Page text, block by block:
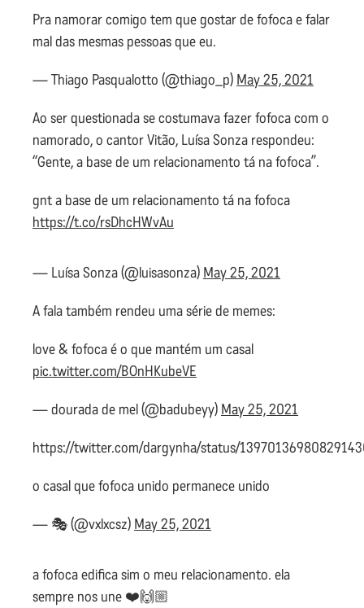
Pra namorar comigo tem que gostar de fofoca e falar
mal das mesmas pessoas que eu.
— Thiago Pasqualotto (@thiago_p) May 25, 2021
Ao ser questionada se costumava fazer fofoca com o
namorado, o cantor Vitão, Luísa Sonza respondeu:
“Gente, a base de um relacionamento tá na fofoca”.
gnt a base de um relacionamento tá na fofoca
https://t.co/rsDhcHWvAu
— Luísa Sonza (@luisasonza) May 25, 2021
A fala também rendeu uma série de memes:
love & fofoca é o que mantém um casal
pic.twitter.com/BOnHKubeVE
— dourada de mel (@badubeyy) May 25, 2021
https://twitter.com/dargynha/status/
o casal que fofoca unido permanece unido
— 🎭 (@vxlxcsz) May 25, 2021
a fofoca edifica sim o meu relacionamento. ela
sempre nos une ❤️🙌🏼